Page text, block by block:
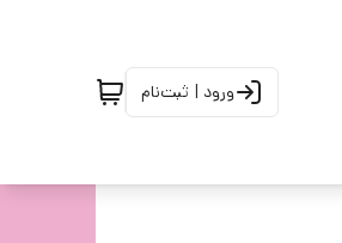
ورود | ثبت‌نام